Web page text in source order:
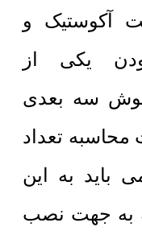
آکوستیک و
یکی از
سه بعدی
محاسبه تعداد
باید به این
به جهت نصب